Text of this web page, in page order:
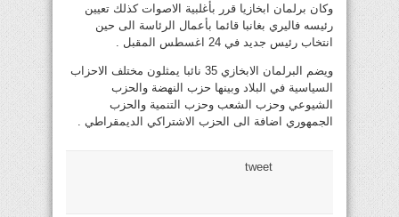
وكان برلمان ابخازيا قرر بأغلبية الاصوات كذلك تعيين
رئيسه فاليري بغانبا قائما بأعمال الرئاسة الى حين
انتخاب رئيس جديد في 24 اغسطس المقبل .
ويضم البرلمان الابخازي 35 نائبا يمثلون مختلف الاحزاب
السياسية في البلاد وبينها حزب النهضة والحزب
الشيوعي وحزب الشعب وحزب التنمية والحزب
الجمهوري اضافة الى الحزب الاشتراكي الديمقراطي .
tweet